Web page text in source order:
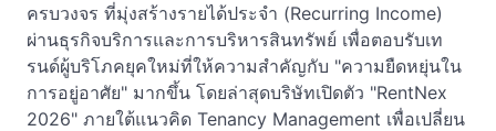
ครบวงจร ที่มุ่งสร้างรายได้ประจำ (Recurring Income)
ผ่านธุรกิจบริการและการบริหารสินทรัพย์ เพื่อตอบรับเท
รนด์ผู้บริโภคยุคใหม่ที่ให้ความสำคัญกับ "ความยืดหยุ่นใน
การอยู่อาศัย" มากขึ้น โดยล่าสุดบริษัทเปิดตัว "RentNex
2026" ภายใต้แนวคิด Tenancy Management เพื่อเปลี่ยน